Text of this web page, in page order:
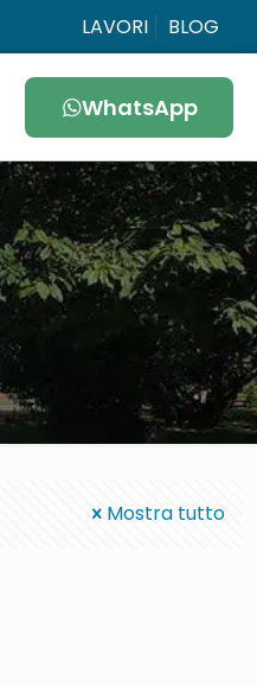
LAVORI BLOG
WhatsApp
Mostra tutto